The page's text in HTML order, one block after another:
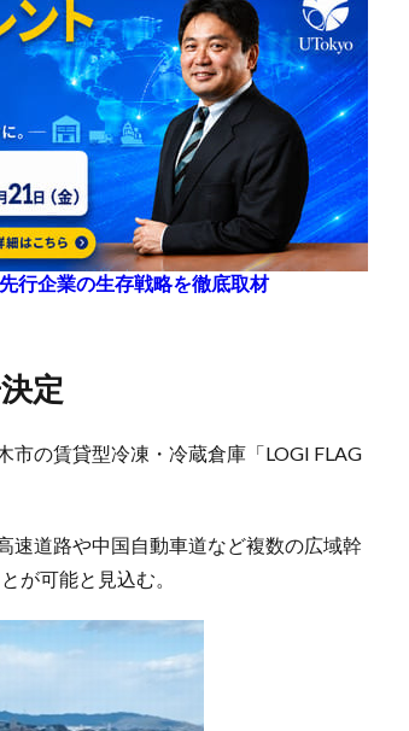
行企業の生存戦略を徹底取材
定
の賃貸型冷凍・冷蔵倉庫「LOGI FLAG
速道路や中国自動車道など複数の広域幹
が可能と見込む。